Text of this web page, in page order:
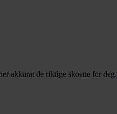
akkurat de riktige skoene for deg.